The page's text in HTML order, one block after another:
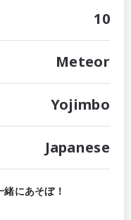
10
Meteor
Yojimbo
Japanese
にあそぼ！